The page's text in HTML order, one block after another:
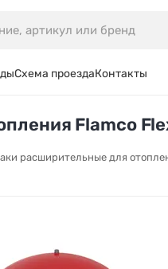
Схема проездаКонтакты
Flamco
расширительные для